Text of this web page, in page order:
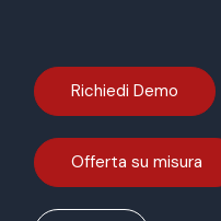
Richiedi Demo
Offerta su misura